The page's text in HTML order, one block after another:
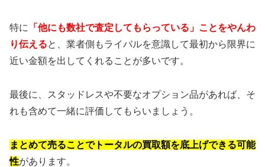
特に
「他にも数社で査定してもらっている」ことをやんわ
り伝えると、業者側もライバルを意識して最初から限界に
近い金額を出してくれることが多いです。
最後に、スタッドレスや不要なオプション品があれば、そ
れも含めて一緒に評価してもらいましょう。
まとめて売ることでトータルの買取額を底上げできる可能
性があります。